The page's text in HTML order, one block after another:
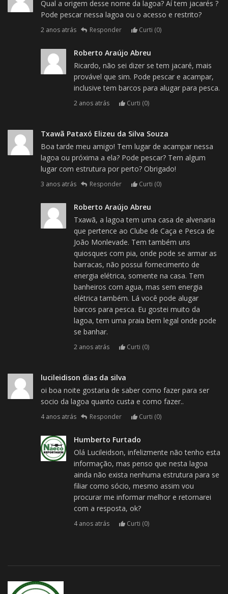
Qual a origem desse nome da lagoa? Aí tem jacarés ?
Pode pescar nessa lagoa ou o acesso e restrito?
2 anos atrás Responder Curti (0)
Roberto Araújo Abreu
Ricardo, não sei dizer se tem jacaré, mais
provável que sim. Pode pescar e acampar,
inclusive tem barcos para alugar para pesca.
2 anos atrás Curti (0)
Txawã Pataxó Elizeu da Silva Souza
Boa tarde meu amigo! Tem lugar de acampar nessa
lagoa ou próxima a ela? Pode pescar? Tem algum
lugar com estrutura por perto? Obrigado!
3 anos atrás Responder Curti (0)
Roberto Araújo Abreu
Txawã, a lagoa tem uma casa de alvenaria
que pertence ao Clube de Caça e Pesca de
João Monlevade. Tem também uns
quiosques com pia, onde pode se armar as
barracas, não possui fornecimento de
energia elétrica, somente na casa. Tem
banheiros com agua, mas sem energia
elétrica também. Lá você pode alugar
barcos para pesca. Eu gostei muito da
lagoa, tem uma praia bem legal onde pode
se banhar.
2 anos atrás Curti (0)
lucileidison dias da silva
oi boa noite gostaria de saber como fazer para ser
socio da lagoa quanto custa e como fazer..
4 anos atrás Responder Curti (0)
Humberto Furtado
Olá Lucileidson, infelizmente não tenho esta
informação, mas penso que nesta lagoa
ainda não exista nenhuma estrutura para se
filiar como sócio, mesmo assim vou
procurar me informar melhor e retornarei
com a resposta, ok?
4 anos atrás Curti (0)